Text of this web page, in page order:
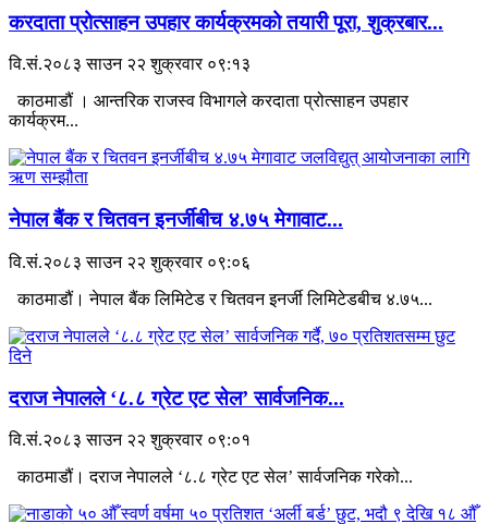
करदाता प्रोत्साहन उपहार कार्यक्रमको तयारी पूरा, शुक्रबार...
वि.सं.२०८३ साउन २२ शुक्रवार ०९:१३
काठमाडौं । आन्तरिक राजस्व विभागले करदाता प्रोत्साहन उपहार
कार्यक्रम...
नेपाल बैंक र चितवन इनर्जीबीच ४.७५ मेगावाट...
वि.सं.२०८३ साउन २२ शुक्रवार ०९:०६
काठमाडौं। नेपाल बैंक लिमिटेड र चितवन इनर्जी लिमिटेडबीच ४.७५...
दराज नेपालले ‘८.८ ग्रेट एट सेल’ सार्वजनिक...
वि.सं.२०८३ साउन २२ शुक्रवार ०९:०१
काठमाडौं। दराज नेपालले ‘८.८ ग्रेट एट सेल’ सार्वजनिक गरेको...